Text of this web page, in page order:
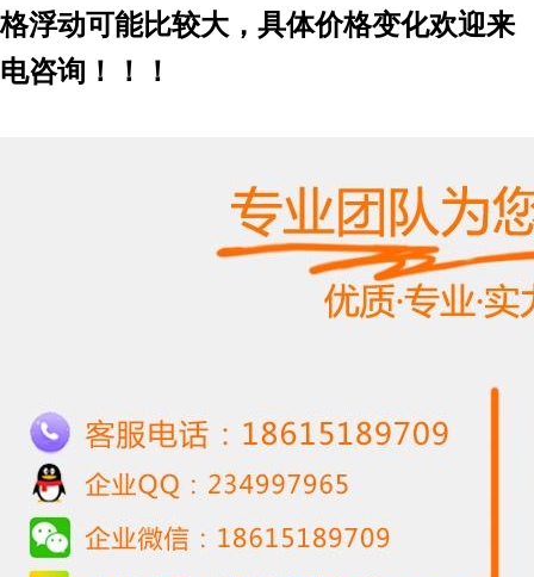
格浮动可能比较大，具体价格变化欢迎来
电咨询！！！